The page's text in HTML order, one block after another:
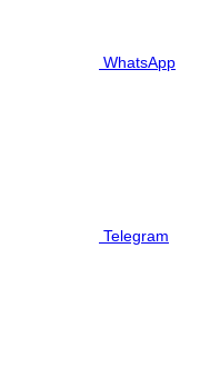
WhatsApp
Telegram